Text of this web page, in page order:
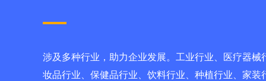
涉及多种行业，助力企业发展。工业行业、医疗器
妆品行业、保健品行业、饮料行业、种植行业、家